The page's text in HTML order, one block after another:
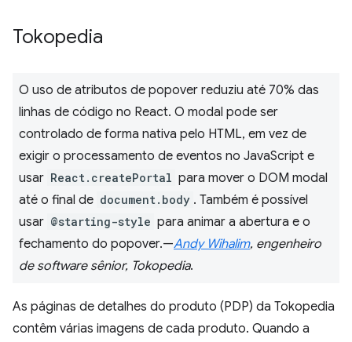
Tokopedia
O uso de atributos de popover reduziu até 70% das
linhas de código no React. O modal pode ser
controlado de forma nativa pelo HTML, em vez de
exigir o processamento de eventos no JavaScript e
usar React.createPortal para mover o DOM modal
até o final de document.body . Também é possível
usar @starting-style para animar a abertura e o
fechamento do popover.—Andy Wihalim, engenheiro
de software sênior, Tokopedia.
As páginas de detalhes do produto (PDP) da Tokopedia
contêm várias imagens de cada produto. Quando a